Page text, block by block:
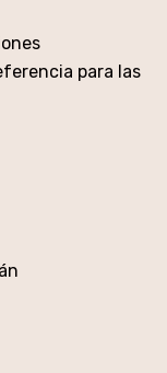
para las